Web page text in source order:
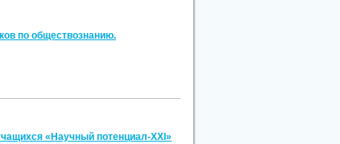
по обществознанию.
«Научный потенциал-XXI»